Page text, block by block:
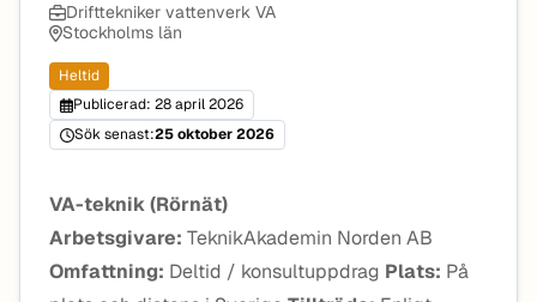
Drifttekniker vattenverk VA
Stockholms län
Heltid
Publicerad: 28 april 2026
Sök senast:25 oktober 2026
VA-teknik (Rörnät)
Arbetsgivare: TeknikAkademin Norden AB
Omfattning: Deltid / konsultuppdrag Plats: På